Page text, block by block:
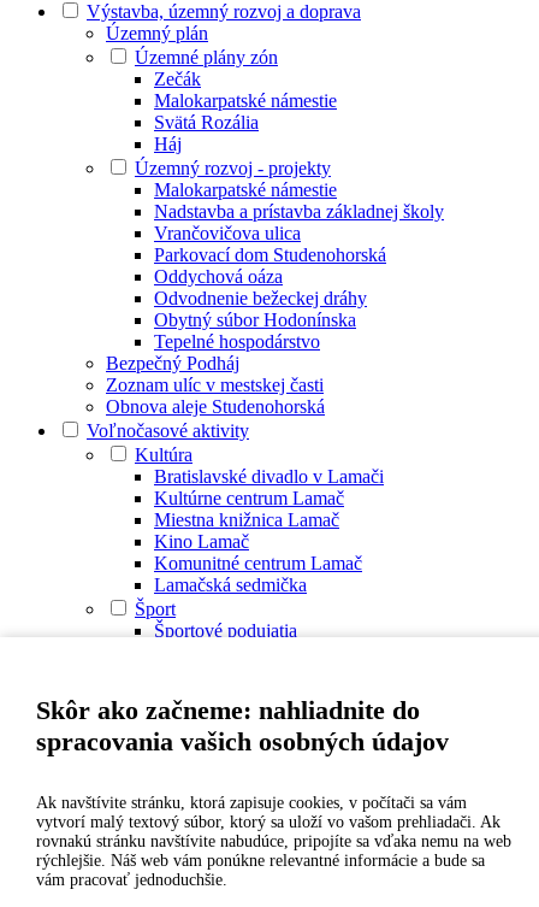
Skôr ako začneme: nahliadnite do
spracovania vašich osobných údajov
Ak navštívite stránku, ktorá zapisuje cookies, v počítači sa vám
vytvorí malý textový súbor, ktorý sa uloží vo vašom prehliadači. Ak
rovnakú stránku navštívite nabudúce, pripojíte sa vďaka nemu na web
rýchlejšie. Náš web vám ponúkne relevantné informácie a bude sa
vám pracovať jednoduchšie.
Výstavba, územný rozvoj a doprava
Územný plán
Územné plány zón
Zečák
Malokarpatské námestie
Svätá Rozália
Háj
Územný rozvoj - projekty
Malokarpatské námestie
Nadstavba a prístavba základnej školy
Vrančovičova ulica
Parkovací dom Studenohorská
Oddychová oáza
Odvodnenie bežeckej dráhy
Obytný súbor Hodonínska
Tepelné hospodárstvo
Bezpečný Podháj
Zoznam ulíc v mestskej časti
Obnova aleje Studenohorská
Voľnočasové aktivity
Kultúra
Bratislavské divadlo v Lamači
Kultúrne centrum Lamač
Miestna knižnica Lamač
Kino Lamač
Komunitné centrum Lamač
Lamačská sedmička
Šport
Športové podujatia
Zimný štadión Borinská (ICE ARENA)
Turistika a cykloturistika
Cyklomapa regiónu Záhorie (PDF)
Lamač - sedlo Baba po Štefánikovej magistrále
Lamač - Kačín - Železná studienka
Červený most(Lamač) - Kačín - Malý Slavín -
Biely kríž - Kozí chrbát - Košarisko - hrad
Pajštún - Borinka - Železná studnička
Detské ihriská a športoviská